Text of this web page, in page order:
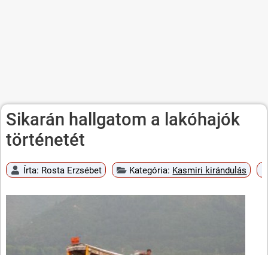
Sikarán hallgatom a lakóhajók
történetét
Írta: Rosta Erzsébet Kategória: Kasmiri kirándulás